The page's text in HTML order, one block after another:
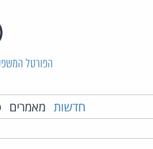
הפורטל
חדשות מאמרים